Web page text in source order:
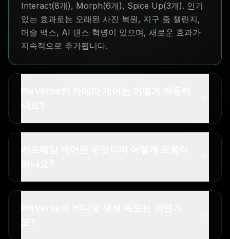
Interact(8개), Morph(6개), Spice Up(3개). 인기
있는 효과로는 오래된 사진 복원, 지구 줌 챌린지,
머슬 맥스, AI 댄스 혁명이 있으며, 새로운 효과가
지속적으로 추가됩니다.